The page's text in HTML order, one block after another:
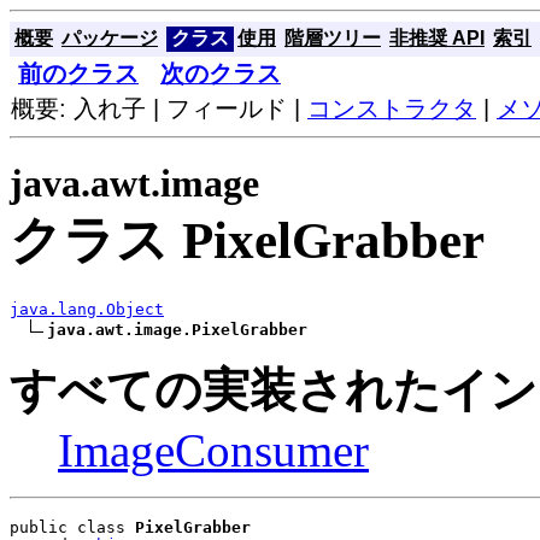
概要 パッケージ クラス 使用 階層ツリー 非推奨 API 索引
前のクラス
次のクラス
概要: 入れ子 | フィールド |
コンストラクタ メ
java.awt.image
クラス PixelGrabber
java.lang.Object
java.awt.image.PixelGrabber
すべての実装されたイ
ImageConsumer
public class PixelGrabber